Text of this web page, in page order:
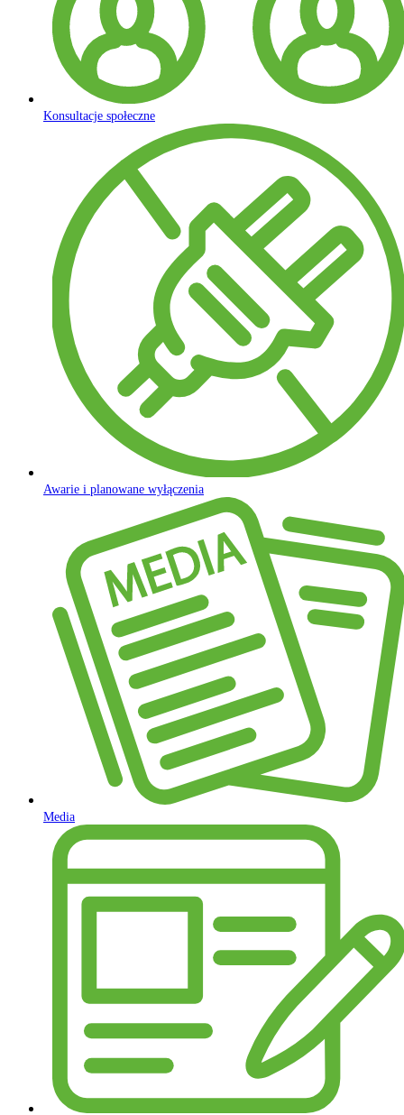
Konsultacje społeczne
Awarie i planowane wyłączenia
Media